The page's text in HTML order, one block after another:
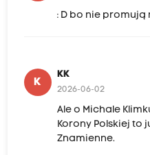
: D bo nie promują
K
KK
2026-06-02
Ale o Michale
Korony Polskiej to
Znamienne.